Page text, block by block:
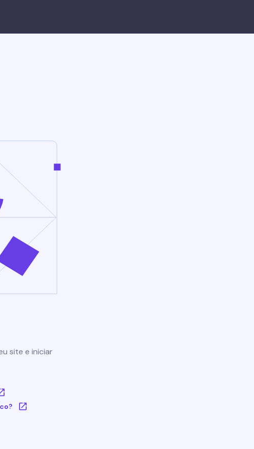
site e iniciar